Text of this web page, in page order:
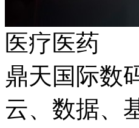
医疗医药
鼎天国际数
云、数据